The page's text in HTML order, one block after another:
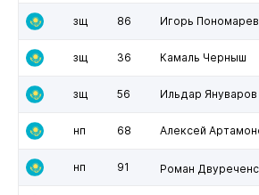
зщ 86 Игорь Пономарев
зщ 36 Камаль Черныш
зщ 56 Ильдар Януваров
нп 68 Алексей
нп 91 Роман